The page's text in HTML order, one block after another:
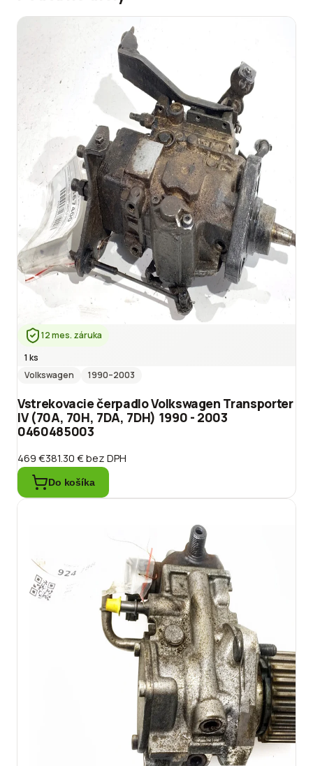
12 mes. záruka
1 ks
Volkswagen
1990–2003
Vstrekovacie čerpadlo Volkswagen Transporter
IV (70A, 70H, 7DA, 7DH) 1990 - 2003
0460485003
469 €381.30 €bez DPH
Do košíka